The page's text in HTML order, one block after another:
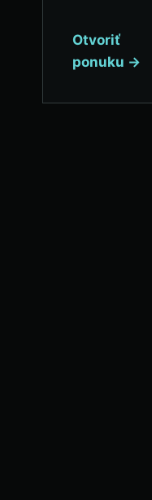
Otvoriť
ponuku →